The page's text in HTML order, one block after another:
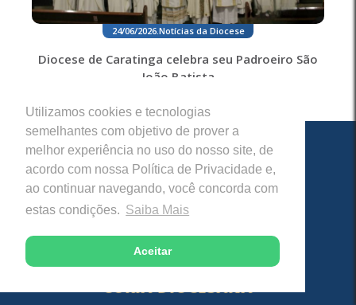
Utilizamos cookies e tecnologias
semelhantes com objetivo de prover a
melhor experiência no uso do nosso site, de
acordo com nossa Política de Privacidade e,
ao continuar navegando, você concorda com
estas condições. Saiba Mais
Aceitar
24/06/2026. Notícias da Diocese
Diocese de Caratinga celebra seu Padroeiro São
João Batista
CÚRIA DIOCESANA